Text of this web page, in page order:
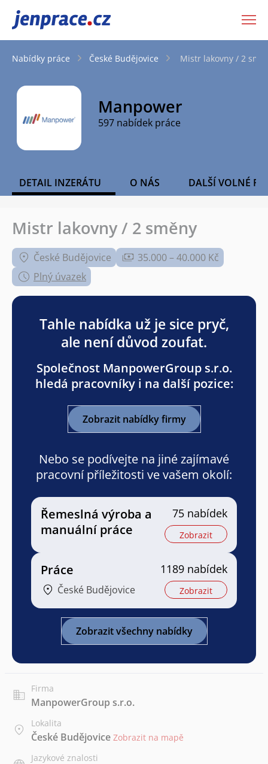
JenPráce.cz
Nabídky práce České Budějovice Mistr lakovny / 2
Manpower
597 nabídek práce
DETAIL INZERÁTU O NÁS DALŠÍ VOLNÉ
Mistr lakovny / 2 směny
České Budějovice
35.000 – 40.000 Kč
Plný úvazek
Tahle nabídka už je sice pryč,
ale není důvod zoufat.
Společnost ManpowerGroup s.r.o.
hledá pracovníky i na další pozice:
Zobrazit nabídky firmy
Nebo se podívejte na jiné zajímavé
pracovní příležitosti ve vašem okolí:
Řemeslná výroba a
manuální práce
75 nabídek
Zobrazit
Práce
České Budějovice
1189 nabídek
Zobrazit
Zobrazit všechny nabídky
Firma
ManpowerGroup s.r.o.
Lokalita
České Budějovice Zobrazit na mapě
Jazykové znalosti